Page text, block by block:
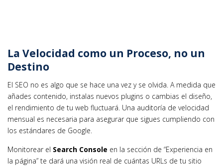
La Velocidad como un Proceso, no un
Destino
El SEO no es algo que se hace una vez y se olvida. A medida que
añades contenido, instalas nuevos plugins o cambias el diseño,
el rendimiento de tu web fluctuará. Una auditoría de velocidad
mensual es necesaria para asegurar que sigues cumpliendo con
los estándares de Google.
Monitorear el Search Console en la sección de “Experiencia en
la página” te dará una visión real de cuántas URLs de tu sitio